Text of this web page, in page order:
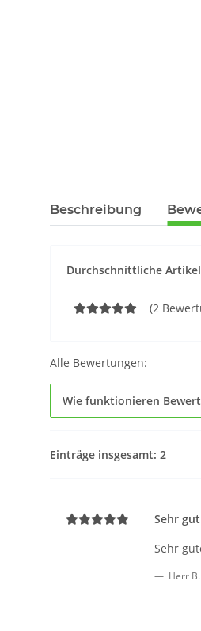
Beschreibung
Durchschnittliche
(2
Alle Bewertungen:
Wie funktionieren
Einträge insgesamt: 2
Sehr gut
Sehr
Herr B.